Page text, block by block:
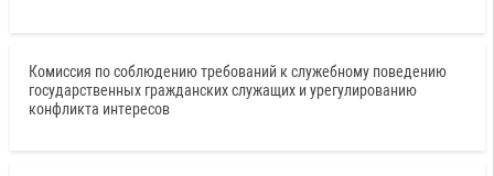
Комиссия по соблюдению требований к служебному поведению
государственных гражданских служащих и урегулированию
конфликта интересов